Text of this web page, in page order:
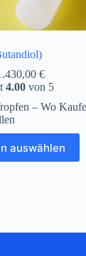
€
4.00von 5
– Wo
auswählen